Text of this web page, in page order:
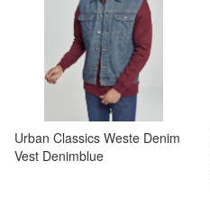
Urban Classics Weste Denim
Vest Denimblue